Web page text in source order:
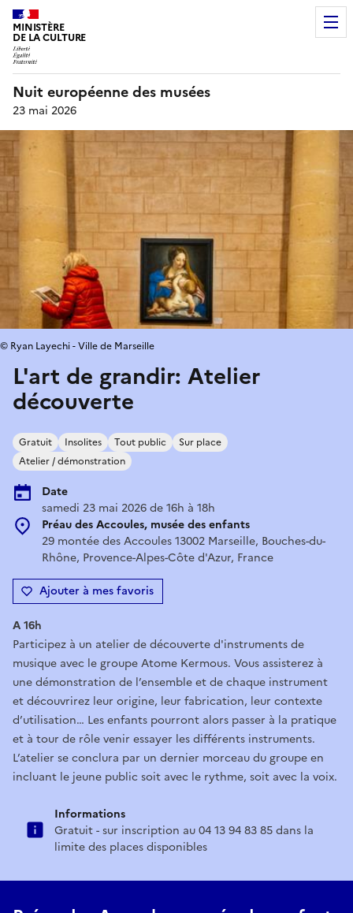
MINISTÈRE
DE LA CULTURE
Nuit européenne des musées
23 mai 2026
L'art de grandir: Atelier
découverte
Gratuit Insolites Tout public
Sur place
Atelier / démonstration
Date
samedi 23 mai 2026 de 16h à 18h
Préau des Accoules, musée des enfants
29 montée des Accoules 13002 Marseille, Bouches-du-
Rhône, Provence-Alpes-Côte d'Azur, France
Ajouter à mes favoris
© Ryan Layechi - Ville de Marseille
A 16h
Participez à un atelier de découverte d'instruments de
musique avec le groupe Atome Kermous. Vous assisterez à
une démonstration de l’ensemble et de chaque instrument
et découvrirez leur origine, leur fabrication, leur contexte
d’utilisation… Les enfants pourront alors passer à la pratique
et à tour de rôle venir essayer les différents instruments.
L’atelier se conclura par un dernier morceau du groupe en
incluant le jeune public soit avec le rythme, soit avec la voix.
Informations
Gratuit - sur inscription au 04 13 94 83 85 dans la
limite des places disponibles